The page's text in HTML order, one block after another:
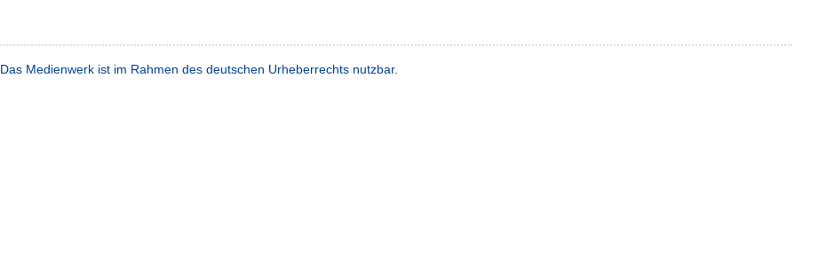
Das Medienwerk ist im Rahmen des deutschen Urheberrechts nutzbar.